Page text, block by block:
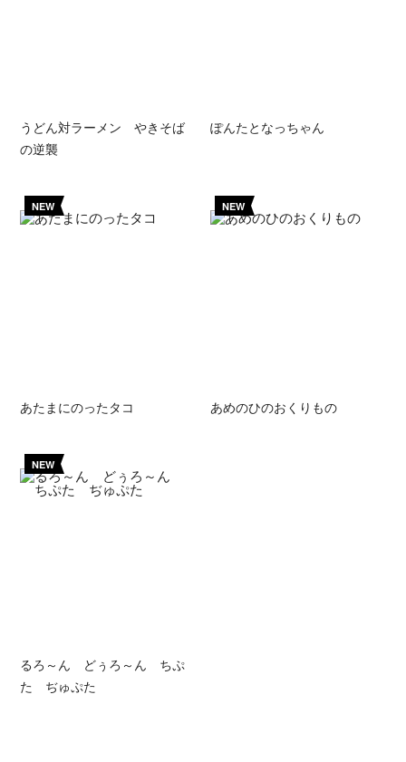
うどん対ラーメン やきそば
の逆襲
ぽんたとなっちゃん
NEW
あたまにのったタコ
NEW
あめのひのおくりもの
NEW
るろ～ん どぅろ～ん ちぷ
た ぢゅぷた